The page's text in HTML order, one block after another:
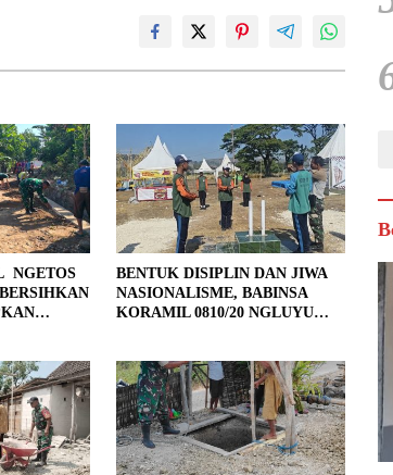
NGETOS
BENTUK DISIPLIN DAN JIWA
NASIONALISME, BABINSA
KORAMIL 0810/20 NGLUYU